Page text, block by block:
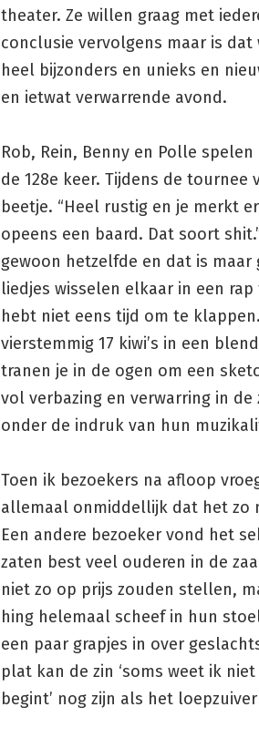
theater. Ze willen graag met
conclusie vervolgens maar is
heel bijzonders en unieks en
en ietwat verwarrende avond.
Rob, Rein, Benny en Polle
de 128e keer. Tijdens de
beetje. “Heel rustig en je merkt
opeens een baard. Dat soort
gewoon hetzelfde en dat is
liedjes wisselen elkaar in een
hebt niet eens tijd om te
vierstemmig 17 kiwi’s in een
tranen je in de ogen om een
vol verbazing en verwarring in
onder de indruk van hun
Toen ik bezoekers na afloop
allemaal onmiddellijk dat het zo
Een andere bezoeker vond het
zaten best veel ouderen in de
niet zo op prijs zouden stellen,
hing helemaal scheef in hun
een paar grapjes in over
plat kan de zin ‘soms weet ik
begint’ nog zijn als het